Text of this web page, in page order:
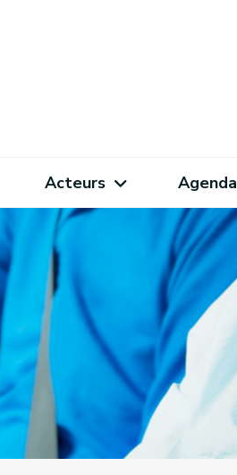
Acteurs Agenda